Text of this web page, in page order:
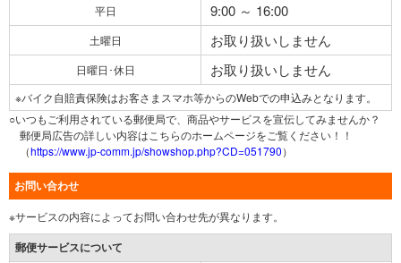
平日 9:00 ～ 16:00
土曜日 お取り扱いしません
日曜日･休日 お取り扱いしません
※バイク自賠責保険はお客さまスマホ等からのWebでの申込みとなります。
○いつもご利用されている郵便局で、商品やサービスを宣伝してみませんか？
郵便局広告の詳しい内容はこちらのホームページをご覧ください！！
（https://www.jp-comm.jp/showshop.php?CD=051790）
お問い合わせ
※サービスの内容によってお問い合わせ先が異なります。
郵便サービスについて